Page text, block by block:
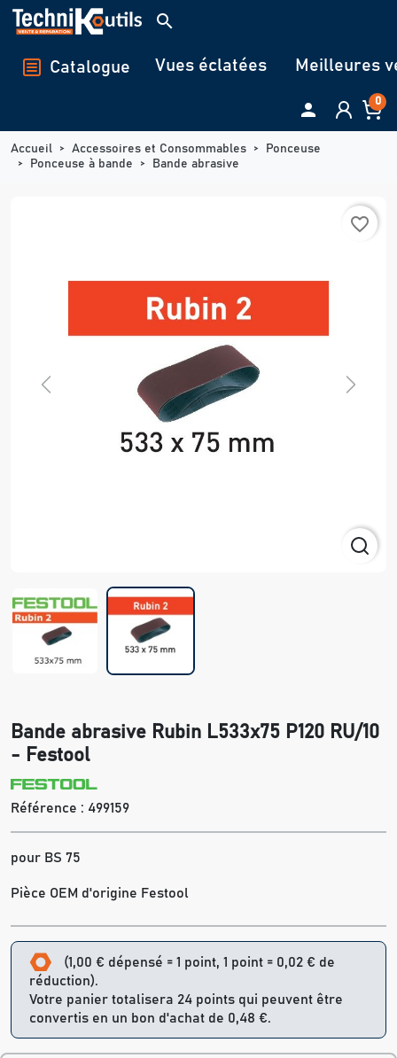
Panneau de gestion des cookies
search
Catalogue Vues éclatées Meilleures
 0
Accueil Accessoires et Consommables
Ponceuse
Ponceuse à bande
Bande abrasive
favorite_border
Previous Next
Bande abrasive Rubin L533x75 P120 RU/10
- Festool
Référence : 499159
pour BS 75
Pièce OEM d'origine Festool
(1,00 € dépensé = 1 point, 1 point = 0,02 € de
réduction).
Votre panier totalisera 24 points qui peuvent être
convertis en un bon d'achat de 0,48 €.